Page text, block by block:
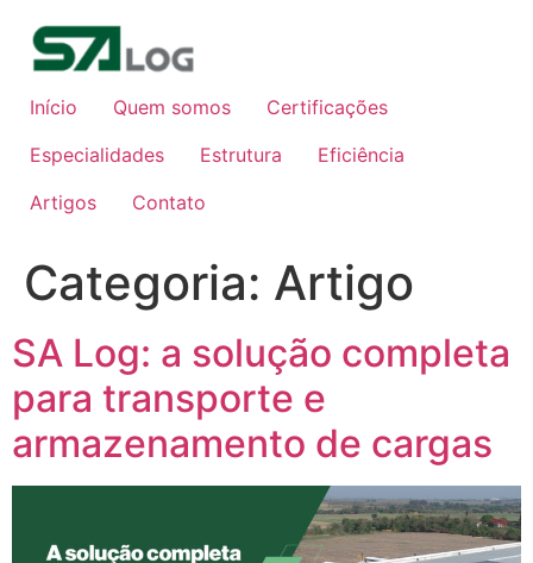
para
conteúdo
Início Quem somos
Certificações
Especialidades
Estrutura
Eficiência
Artigos
Contato
Categoria: Artigo
SA Log: a solução completa
para transporte e
armazenamento de cargas